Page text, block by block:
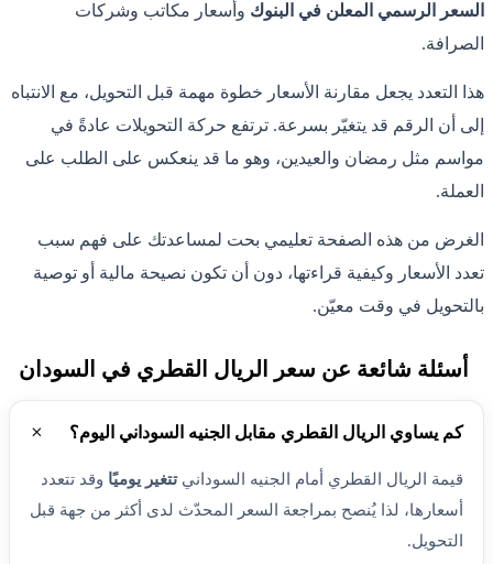
السعر الرسمي المعلن في البنوك وأسعار مكاتب وشركات
الصرافة.
هذا التعدد يجعل مقارنة الأسعار خطوة مهمة قبل التحويل، مع الانتباه
إلى أن الرقم قد يتغيّر بسرعة. ترتفع حركة التحويلات عادةً في
مواسم مثل رمضان والعيدين، وهو ما قد ينعكس على الطلب على
العملة.
الغرض من هذه الصفحة تعليمي بحت لمساعدتك على فهم سبب
تعدد الأسعار وكيفية قراءتها، دون أن تكون نصيحة مالية أو توصية
بالتحويل في وقت معيّن.
أسئلة شائعة عن سعر الريال القطري في السودان
كم يساوي الريال القطري مقابل الجنيه السوداني اليوم؟
قيمة الريال القطري أمام الجنيه السودانيتتغير يوميًا وقد تتعدد
أسعارها، لذا يُنصح بمراجعة السعر المحدّث لدى أكثر من جهة قبل
التحويل.